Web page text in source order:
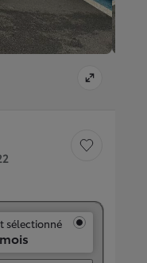
Sauvegarder le
sélectionné